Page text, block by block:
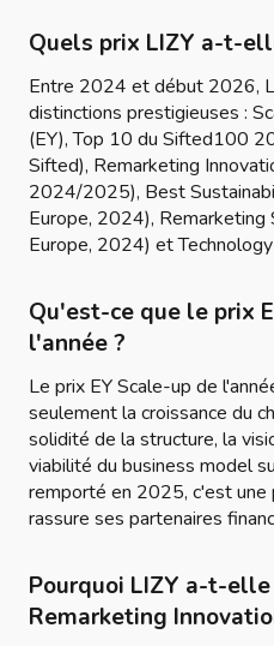
Quels prix LIZY a-t-
Entre 2024 et début 2026,
distinctions prestigieuses :
(EY), Top 10 du Sifted100
Sifted), Remarketing
2024/2025), Best
Europe, 2024),
Europe, 2024) et
Qu'est-ce que le prix
l'année ?
Le prix EY Scale-up de
seulement la croissance du
solidité de la structure, la
viabilité du business model
remporté en 2025, c'est une
rassure ses partenaires
Pourquoi LIZY a-t-
Remarketing